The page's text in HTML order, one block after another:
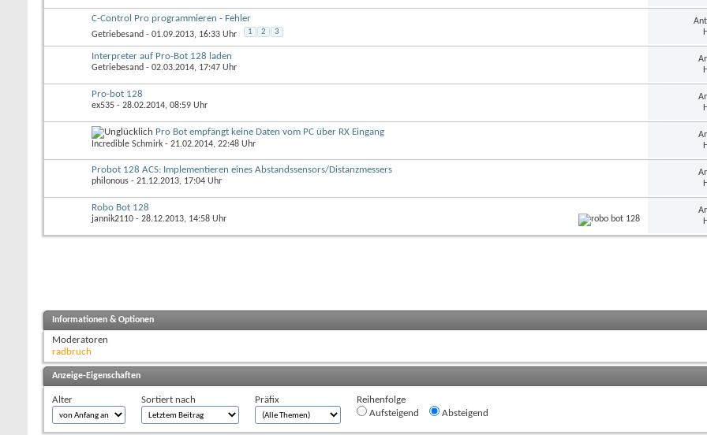
C-Control Pro programmieren - Fehler
Getriebesand - 01.09.2013, 16:33 Uhr 1 2 3
Interpreter auf Pro-Bot 128 laden
Getriebesand - 02.03.2014, 17:47 Uhr
Pro-bot 128
ex535 - 28.02.2014, 08:59 Uhr
Pro Bot empfängt keine Daten vom PC über RX Eingang
Incredible Schmirk - 21.02.2014, 22:48 Uhr
Probot 128 ACS: Implementieren eines Abstandssensors/Distanzmessers
philonous - 21.12.2013, 17:04 Uhr
Robo Bot 128
jannik2110 - 28.12.2013, 14:58 Uhr
Informationen & Optionen
Moderatoren
radbruch
Anzeige-Eigenschaften
Alter Sortiert nach Präfix
Reihenfolge
Aufsteigend
Absteigend